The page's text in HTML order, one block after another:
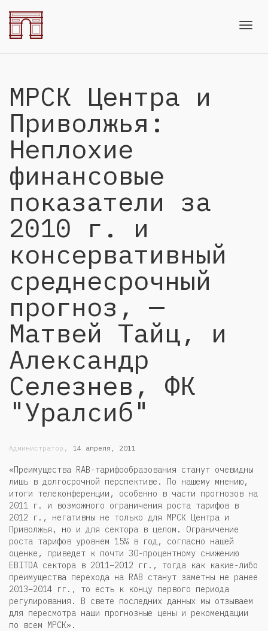
МРСК Центра и
Приволжья:
Неплохие
финансовые
показатели за
2010 г. и
консервативный
среднесрочный
прогноз, —
Матвей Тайц, и
Александр
Селезнев, ФК
"Уралсиб"
Администратор , 14 апреля, 2011
«Преимущества RAB-тарифообразования станут очевидны
лишь в долгосрочной перспективе. По нашему мнению,
итоги телеконференции, особенно в части прогнозов на
2011 г. и возможного ограничения роста тарифов в
2012 г., негативны не только для МРСК Центра и
Приволжья, но и для сектора в целом. Ограничение
роста тарифов уровнем 15% в год, согласно нашей
оценке, приведет к почти 30-процентному снижению
EBITDA сектора в 2011–2012 гг., тогда как какие-либо
преимущества перехода на RAB станут заметны не ранее
2013–2014 гг., то есть к концу первого периода
регулирования. В свете последних данных мы отзываем
для пересмотра наши прогнозные цены и рекомендации
по всем МРСК».